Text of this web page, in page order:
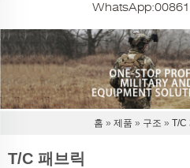
WhatsApp:
홈 » 제품 » 구조 » T/C
T/C 패브릭